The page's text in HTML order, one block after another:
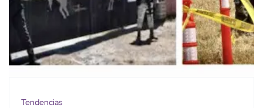
Tendencias